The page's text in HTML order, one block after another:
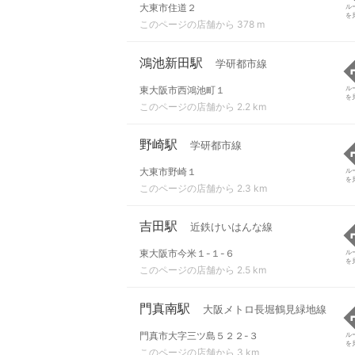
大東市住道２
このページの店舗から 378 m
ル
を
鴻池新田駅 学研都市線
東大阪市西鴻池町１
このページの店舗から 2.2 km
ル
を
野崎駅 学研都市線
大東市野崎１
このページの店舗から 2.3 km
ル
を
吉田駅 近鉄けいはんな線
東大阪市今米１-１-６
このページの店舗から 2.5 km
ル
を
門真南駅 大阪メトロ長堀鶴見緑地線
門真市大字三ツ島５２２-３
このページの店舗から 3 km
ル
を